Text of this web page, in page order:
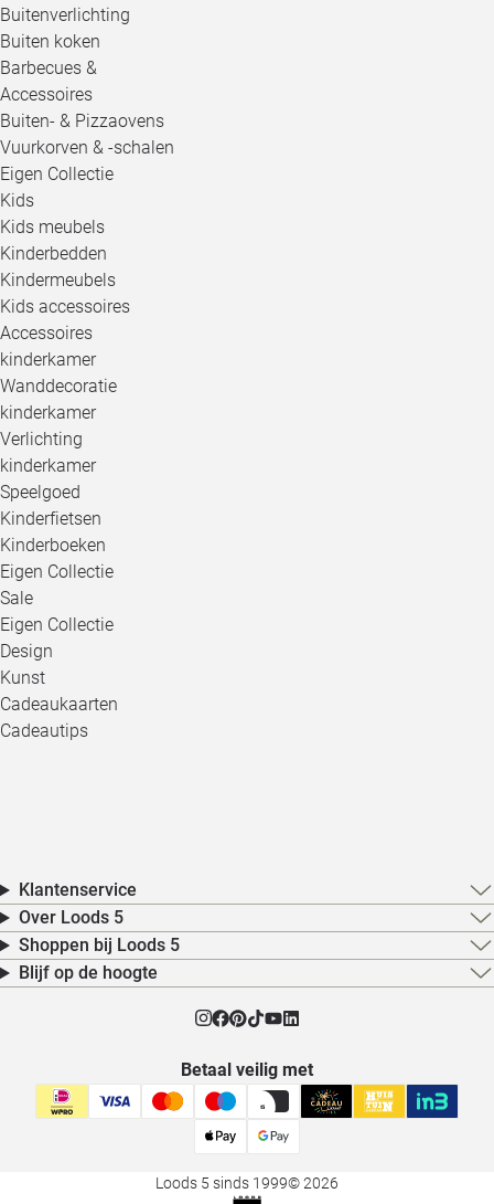
Buitenverlichting
Buiten koken
Barbecues &
Accessoires
Buiten- & Pizzaovens
Vuurkorven & -schalen
Eigen Collectie
Kids
Kids meubels
Kinderbedden
Kindermeubels
Kids accessoires
Accessoires
kinderkamer
Wanddecoratie
kinderkamer
Verlichting
kinderkamer
Speelgoed
Kinderfietsen
Kinderboeken
Eigen Collectie
Sale
Eigen Collectie
Design
Kunst
Cadeaukaarten
Cadeautips
Klantenservice
Over Loods 5
Shoppen bij Loods 5
Blijf op de hoogte
Betaal veilig met
Loods 5 sinds 1999© 2026